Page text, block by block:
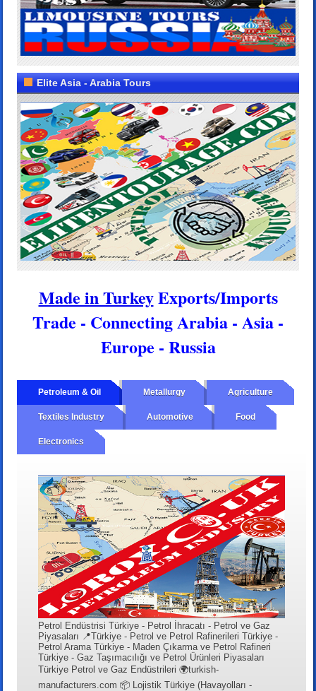
Elite Asia - Arabia Tours
Made in TurkeyExports/Imports
Trade - Connecting Arabia - Asia -
Europe - Russia
Petroleum & Oil Metallurgy Agriculture
Textiles Industry Automotive Food
Electronics
Petrol Endüstrisi Türkiye - Petrol İhracatı - Petrol ve Gaz
Piyasaları 📍Türkiye - Petrol ve Petrol Rafinerileri Türkiye -
Petrol Arama Türkiye - Maden Çıkarma ve Petrol Rafineri
Türkiye - Gaz Taşımacılığı ve Petrol Ürünleri Piyasaları
Türkiye Petrol ve Gaz Endüstrileri 🌍turkish-
manufacturers.com 📦 Lojistik Türkiye (Havayolları -